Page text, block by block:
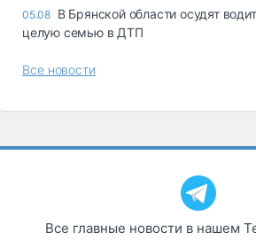
05.08 В Брянской области осудят
целую семью в ДТП
Все новости
Все главные новости в нашем